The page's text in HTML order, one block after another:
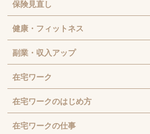
保険見直し
健康・フィットネス
副業・収入アップ
在宅ワーク
在宅ワークのはじめ方
在宅ワークの仕事